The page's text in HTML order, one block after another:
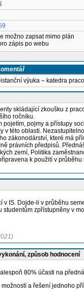
možno zapsat mimo plán
zápis po webu
výuka – katedra
skládající zkoušku z
ročníku.
pojmy a přístupy
této oblasti.
zákonodárství, které má
právních předpisů.
zemí, Politika
k použití v průběhu
IS. Dojde-li v průběhu
zpřístupněny v
způsob hodnocení
80% účasti na
a řešení jednoho